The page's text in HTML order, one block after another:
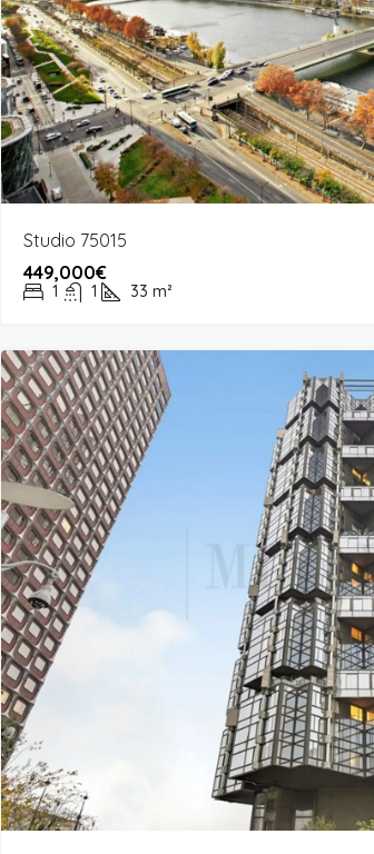
Studio 75015
449,000€
1 1 33 m²